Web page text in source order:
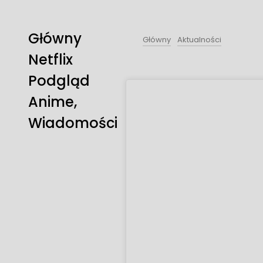
Główny
Netflix
Podgląd
Anime,
Wiadomości
Główny Aktualności